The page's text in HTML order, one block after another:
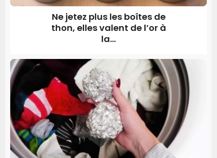
Ne jetez plus les boîtes de
thon, elles valent de l’or à
la...